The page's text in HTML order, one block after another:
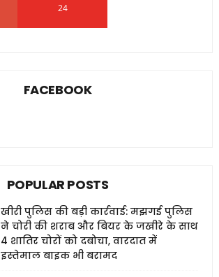
24
FACEBOOK
POPULAR POSTS
खीरी पुलिस की बड़ी कार्रवाई: मझगई पुलिस
ने चोरी की शराब और बियर के जखीरे के साथ
4 शातिर चोरों को दबोचा, वारदात में
इस्तेमाल बाइक भी बरामद